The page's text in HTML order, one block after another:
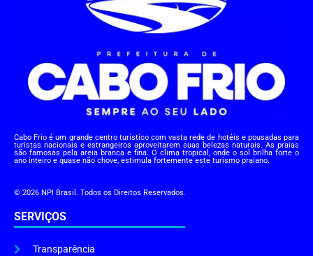
Cabo Frio é um grande centro turístico com vasta rede de hotéis e pousadas para
turistas nacionais e estrangeiros aproveitarem suas belezas naturais. As praias
são famosas pela areia branca e fina. O clima tropical, onde o sol brilha forte o
ano inteiro e quase não chove, estimula fortemente este turismo praiano.
© 2026 NPI Brasil. Todos os Direitos Reservados.
SERVIÇOS
Transparência